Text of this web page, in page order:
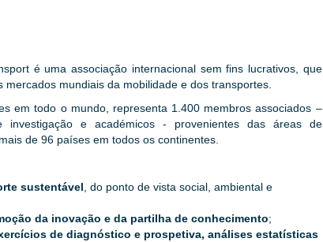
é uma associação internacional sem fins lucrativos, que
mundiais da mobilidade e dos transportes.
em todo o mundo, representa 1.400 membros associados –
investigação e académicos - provenientes das áreas de
de 96 países em todos os continentes.
sustentável , do ponto de vista social, ambiental e
da inovação e da partilha de conhecimento;
de diagnóstico e prospetiva, análises estatísticas